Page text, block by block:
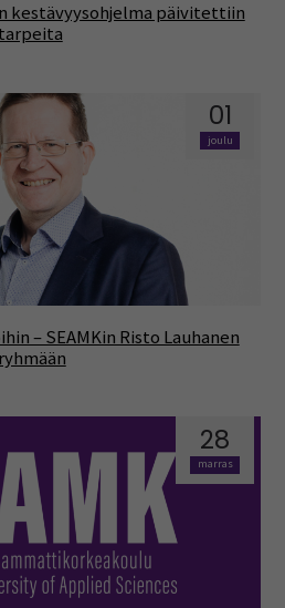
kestävyysohjelma päivitettiin
01
joulu
– SEAMKin Risto Lauhanen
28
marras